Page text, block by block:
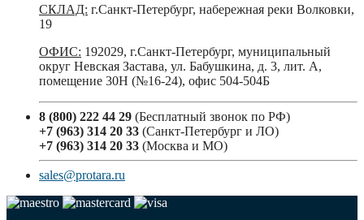
СКЛАД: г.Санкт-Петербург, набережная реки Волковки,
19
ОФИС: 192029, г.Санкт-Петербург, муниципальный
округ Невская Застава, ул. Бабушкина, д. 3, лит. А,
помещение 30Н (№16-24), офис 504-504Б
8 (800) 222 44 29 (Бесплатный звонок по РФ)
+7 (963) 314 20 33 (Санкт-Петербург и ЛО)
+7 (963) 314 20 33 (Москва и МО)
sales@protara.ru